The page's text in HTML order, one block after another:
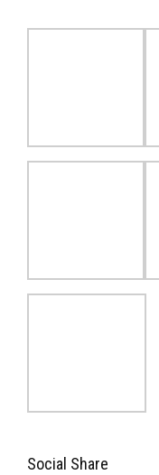
Social Share